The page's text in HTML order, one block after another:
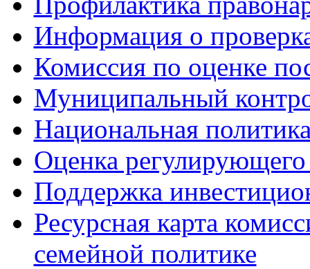
Информация о
Комиссия по оценке
Муниципальный
Национальная
Оценка регулирующего
Поддержка
Ресурсная карта
семейной политике